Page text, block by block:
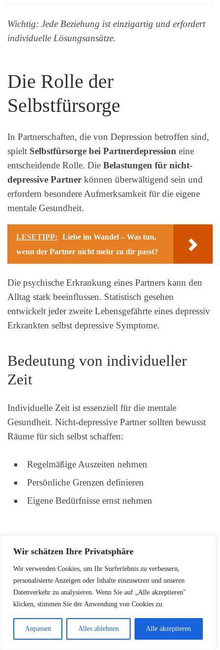
Wir schätzen Ihre Privatsphäre
Wir verwenden Cookies, um Ihr Surferlebnis zu verbessern,
personalisierte Anzeigen oder Inhalte einzusetzen und unseren
Datenverkehr zu analysieren. Wenn Sie auf „Alle akzeptieren"
klicken, stimmen Sie der Anwendung von Cookies zu.
Anpassen Alles ablehnen Alle akzeptieren
Wichtig: Jede Beziehung ist einzigartig und erfordert
individuelle Lösungsansätze.
Die Rolle der
Selbstfürsorge
In Partnerschaften, die von Depression betroffen sind,
spielt Selbstfürsorge bei Partnerdepression eine
entscheidende Rolle. Die Belastungen für nicht-
depressive Partner können überwältigend sein und
erfordern besondere Aufmerksamkeit für die eigene
mentale Gesundheit.
LESETIPP:
Liebe im Wandel – Was tun,
wenn der Partner nicht mehr zu dir passt?
Die psychische Erkrankung eines Partners kann den
Alltag stark beeinflussen. Statistisch gesehen
entwickelt jeder zweite Lebensgefährte eines depressiv
Erkrankten selbst depressive Symptome.
Bedeutung von individueller
Zeit
Individuelle Zeit ist essenziell für die mentale
Gesundheit. Nicht-depressive Partner sollten bewusst
Räume für sich selbst schaffen:
Regelmäßige Auszeiten nehmen
Persönliche Grenzen definieren
Eigene Bedürfnisse ernst nehmen
Strategien zur Stressbewältigung
Effektive Stressbewältigung kann die
Beziehungsqualität verbessern:
Professionelle Beratung in Anspruch nehmen
Entspannungstechniken erlernen